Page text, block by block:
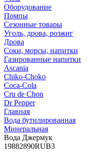
Оборудование
Помпы
Сезонные товары
Уголь, дрова, розжиг
Дрова
Соки, морсы, напитки
Газированные напитки
Ascania
Chiko-Choko
Coca-Cola
Cru de Chon
Dr Pepper
Главная
Вода бутилированная
Минеральная
Вода Джермук
19882890RUB3